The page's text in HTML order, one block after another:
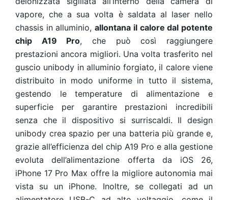
vapore, che a sua volta è saldata al laser nello
chassis in alluminio,allontana il calore dal potente
chip A19 Pro, che può così raggiungere
prestazioni ancora migliori. Una volta trasferito nel
guscio unibody in alluminio forgiato, il calore viene
distribuito in modo uniforme in tutto il sistema,
gestendo le temperature di alimentazione e
superficie per garantire prestazioni incredibili
senza che il dispositivo si surriscaldi. Il design
unibody crea spazio per una batteria più grande e,
grazie all’efficienza del chip A19 Pro e alla gestione
evoluta dell’alimentazione offerta da iOS 26,
iPhone 17 Pro Max offre la migliore autonomia mai
vista su un iPhone. Inoltre, se collegati ad un